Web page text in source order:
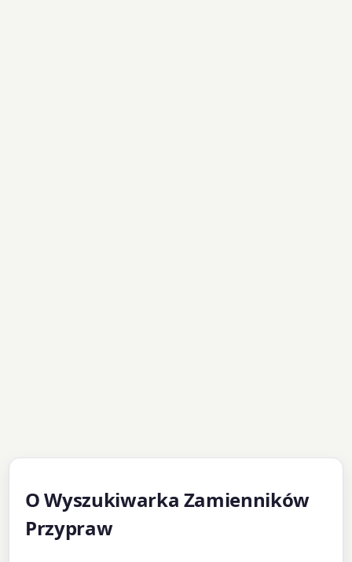
O Wyszukiwarka Zamienników
Przypraw